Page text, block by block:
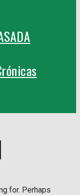
for. Perhaps